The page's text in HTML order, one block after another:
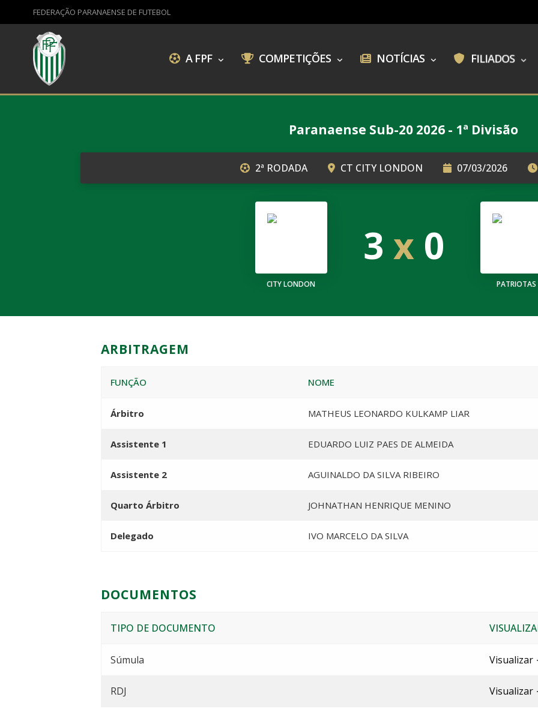
FEDERAÇÃO PARANAENSE DE FUTEBOL
A FPF COMPETIÇÕES NOTÍCIAS FILIADOS
Paranaense Sub-20 2026 - 1ª Divisão
2ª RODADA CT CITY LONDON 07/03/2026
CITY LONDON
3 x 0
PATRIOTAS
ARBITRAGEM
FUNÇÃO NOME
Árbitro MATHEUS LEONARDO KULKAMP LIAR
Assistente 1 EDUARDO LUIZ PAES DE ALMEIDA
Assistente 2 AGUINALDO DA SILVA RIBEIRO
Quarto Árbitro JOHNATHAN HENRIQUE MENINO
Delegado IVO MARCELO DA SILVA
DOCUMENTOS
TIPO DE DOCUMENTO
Súmula Visualizar
RDJ Visualizar